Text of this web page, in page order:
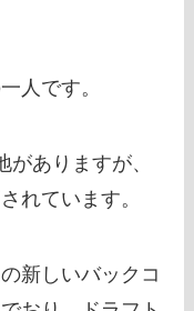
人です。
ありますが、
れています。
新しいバックコ